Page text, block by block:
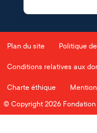
Plan du site Politique
Conditions relatives aux
Charte éthique
© Copyright 2026